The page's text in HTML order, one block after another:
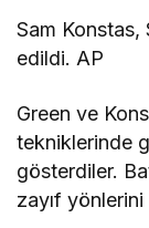
Sam Konstas,
edildi. AP
Green ve
tekniklerinde
gösterdiler.
zayıf yönlerini